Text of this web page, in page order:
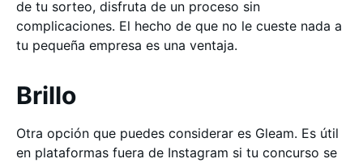
de tu sorteo, disfruta de un proceso sin
complicaciones. El hecho de que no le cueste nada a
tu pequeña empresa es una ventaja.
Brillo
Otra opción que puedes considerar es Gleam. Es útil
en plataformas fuera de Instagram si tu concurso se